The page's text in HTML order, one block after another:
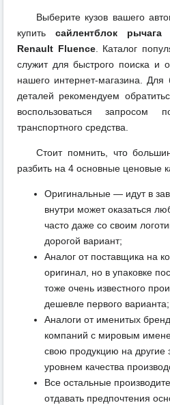
Выберите кузов вашего
купить сайлентблок рычага
Renault Fluence. Каталог
служит для быстрого поиска и
нашего интернет-магазина. Для
деталей рекомендуем
воспользоваться запросом
транспортного средства.
Стоит помнить, что
разбить на 4 основные ценовые
Оригинальные — идут в
внутри может оказаться
часто даже со своим
дорогой вариант;
Аналог от поставщика на
оригинал, но в упаковке
тоже очень известного
дешевле первого варианта;
Аналоги от именитых
компаний с мировым
свою продукцию на другие
уровнем качества
Все остальные
отдавать предпочтения